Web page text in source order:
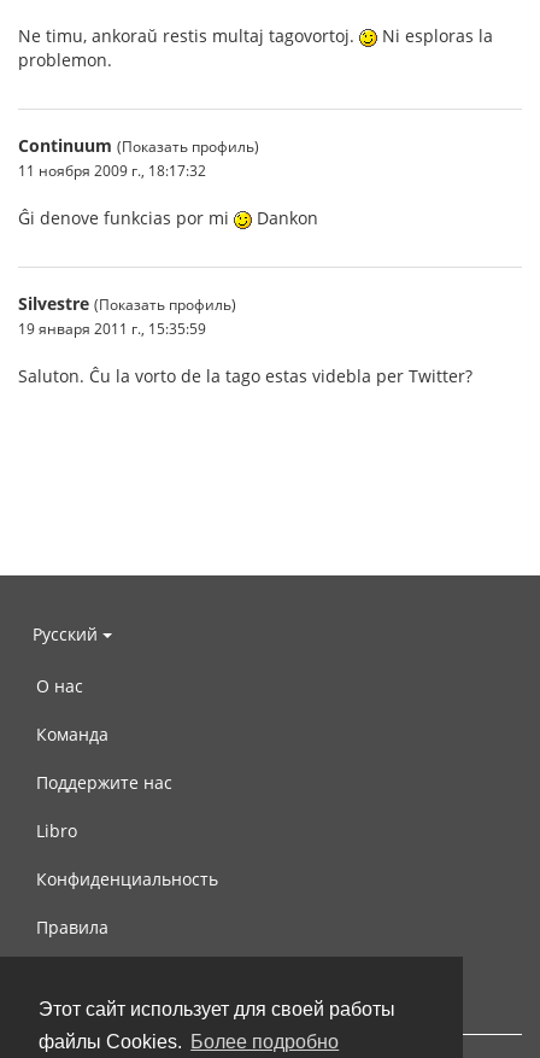
Этот сайт использует для своей работы
файлы Cookies. Более подробно
Ne timu, ankoraŭ restis multaj tagovortoj.
Ni esploras la
problemon.
Continuum (Показать профиль)
11 ноября 2009 г., 18:17:32
Ĝi denove funkcias por mi Dankon
Silvestre (Показать профиль)
19 января 2011 г., 15:35:59
Saluton. Ĉu la vorto de la tago estas videbla per Twitter?
Русский
О нас
Команда
Поддержите нас
Libro
Конфиденциальность
Правила